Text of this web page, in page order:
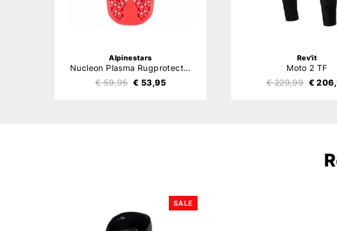
Alpinestars
Nucleon Plasma Rugprotector
€ 59,95 € 53,95
Rev'it
Moto 2 TF
€ 229,99 €
SALE